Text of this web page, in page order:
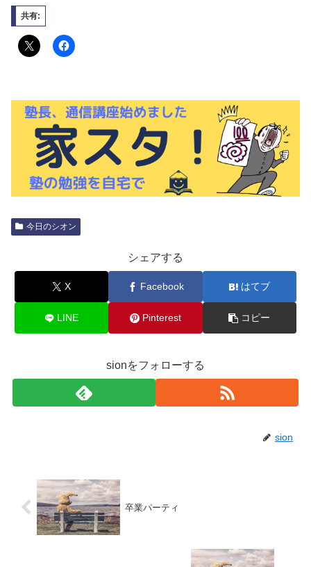
共有:
今日のシオン
シェアする
X Facebook はてブ
LINE Pinterest コピー
sionをフォローする
sion
卒業パーティ